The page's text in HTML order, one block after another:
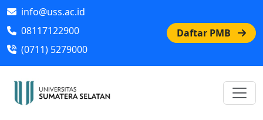
info@uss.ac.id
08117122900
(0711) 5279000
Daftar PMB